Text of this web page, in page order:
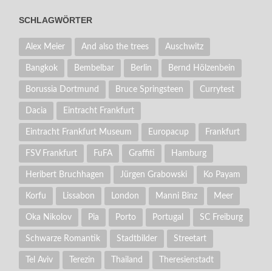
SCHLAGWÖRTER
Alex Meier And also the trees Auschwitz
Bangkok Bembelbar Berlin Bernd Hölzenbein
Borussia Dortmund Bruce Springsteen Currytest
Dacia Eintracht Frankfurt
Eintracht Frankfurt Museum Europacup Frankfurt
FSV Frankfurt FuFA Graffiti Hamburg
Heribert Bruchhagen Jürgen Grabowski Ko Payam
Korfu Lissabon London Manni Binz Meer
Oka Nikolov Pia Porto Portugal SC Freiburg
Schwarze Romantik Stadtbilder Streetart
Tel Aviv Terezin Thailand Theresienstadt